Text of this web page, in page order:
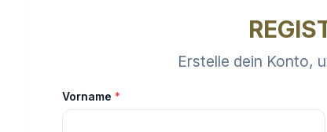
Erstelle dein Konto,
Vorname *